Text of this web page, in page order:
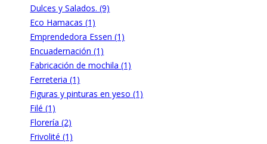
Dulces y Salados. (9)
Eco Hamacas (1)
Emprendedora Essen (1)
Encuadernación (1)
Fabricación de mochila (1)
Ferreteria (1)
Figuras y pinturas en yeso (1)
Filé (1)
Florería (2)
Frivolité (1)